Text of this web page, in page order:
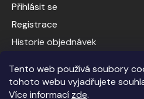
Tento web používá soubory
tohoto webu vyjadřujete
Více informací zde.
Přihlásit se
Registrace
Historie objednávek